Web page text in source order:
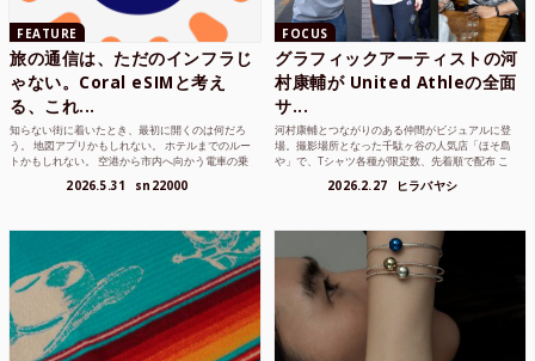
FEATURE
旅の通信は、ただのインフラじ
ゃない。Coral eSIMと考え
る、これ...
知らない街に着いたとき、最初に開くのは何だろ
う。 地図アプリかもしれない。 ホテルまでのルー
トかもしれない。 空港から市内へ向かう電車の乗
2026.5.31 sn22000
FOCUS
グラフィックアーティストの河
村康輔が United Athleの全面
サ...
河村康輔とつながりのある仲間がビジュアルに登
場。撮影場所となった千駄ヶ谷の人気店「ほそ島
や」で、Tシャツ各種が限定数、先着順で配布 こ
2026.2.27 ヒラバヤシ